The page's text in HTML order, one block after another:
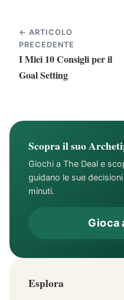
← ARTICOLO
PRECEDENTE
I Miei 10 Consigli per il
Goal Setting
Scopra il suo
Giochi a The Deal e
guidano le sue
minuti.
Gioca
Esplora